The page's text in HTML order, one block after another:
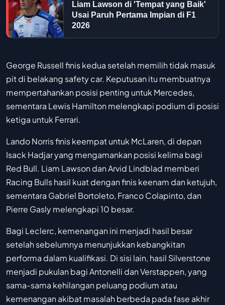
Liam Lawson di 'Tempat yang Baik'
Usai Paruh Pertama Impian di F1
2026
George Russell finis kedua setelah memilih tidak masuk
pit di belakang safety car. Keputusan itu membuatnya
mempertahankan posisi penting untuk Mercedes,
sementara Lewis Hamilton melengkapi podium di posisi
ketiga untuk Ferrari.
Lando Norris finis keempat untuk McLaren, di depan
Isack Hadjar yang mengamankan posisi kelima bagi
Red Bull. Liam Lawson dan Arvid Lindblad memberi
Racing Bulls hasil kuat dengan finis keenam dan ketujuh,
sementara Gabriel Bortoleto, Franco Colapinto, dan
Pierre Gasly melengkapi 10 besar.
Bagi Leclerc, kemenangan ini menjadi hasil besar
setelah sebelumnya menunjukkan kebangkitan
performa dalam kualifikasi. Di sisi lain, hasil Silverstone
menjadi pukulan bagi Antonelli dan Verstappen, yang
sama-sama kehilangan peluang podium atau
kemenangan akibat masalah berbeda pada fase akhir